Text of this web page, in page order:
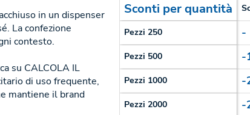
in un dispenser
La confezione
contesto.
su CALCOLA IL
di uso frequente,
mantiene il brand
Sconti per quantità
Pezzi 250 -
Pezzi 500 -
Pezzi 1000 -
Pezzi 2000 -